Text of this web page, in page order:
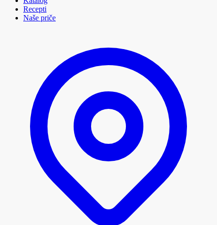
Recepti
Naše priče